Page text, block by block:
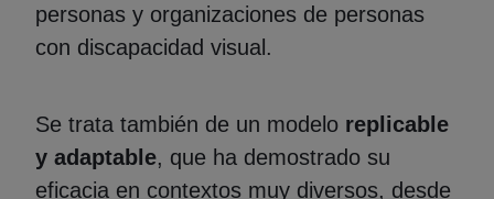
personas y organizaciones de personas
con discapacidad visual.
Se trata también de un modelo replicable
y adaptable, que ha demostrado su
eficacia en contextos muy diversos, desde